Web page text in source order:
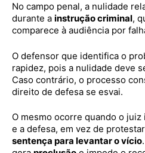
No campo penal, a nulidade
durante a instrução criminal,
comparece à audiência por
O defensor que identifica o
rapidez, pois a nulidade deve
Caso contrário, o processo
direito de defesa se esvai.
O mesmo ocorre quando o
e a defesa, em vez de
sentença para levantar o vício